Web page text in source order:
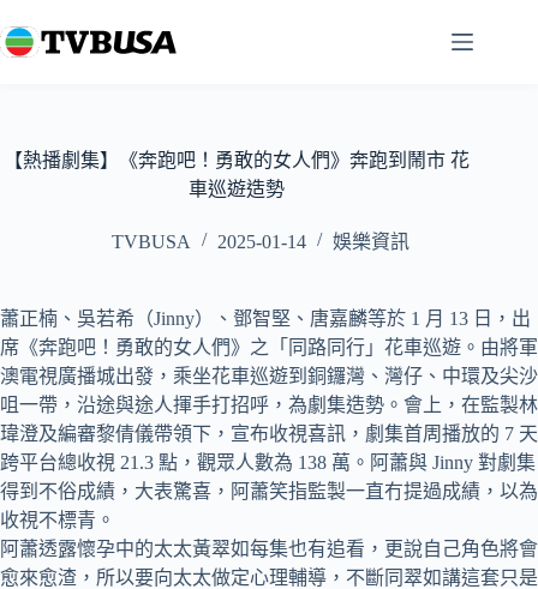
至
【熱播劇集】《奔跑吧！勇敢的女人們》奔跑到鬧市 花
車巡遊造勢
TVBUSA 2025-01-14 娛樂資訊
蕭正楠、吳若希（Jinny）、鄧智堅、唐嘉麟等於 1 月 13 日，出
席《奔跑吧！勇敢的女人們》之「同路同行」花車巡遊。由將軍
澳電視廣播城出發，乘坐花車巡遊到銅鑼灣、灣仔、中環及尖沙
咀一帶，沿途與途人揮手打招呼，為劇集造勢。會上，在監製林
瑋澄及編審黎倩儀帶領下，宣布收視喜訊，劇集首周播放的 7 天
跨平台總收視 21.3 點，觀眾人數為 138 萬。阿蕭與 Jinny 對劇集
得到不俗成績，大表驚喜，阿蕭笑指監製一直冇提過成績，以為
收視不標青。
阿蕭透露懷孕中的太太黃翠如每集也有追看，更說自己角色將會
愈來愈渣，所以要向太太做定心理輔導，不斷同翠如講這套只是